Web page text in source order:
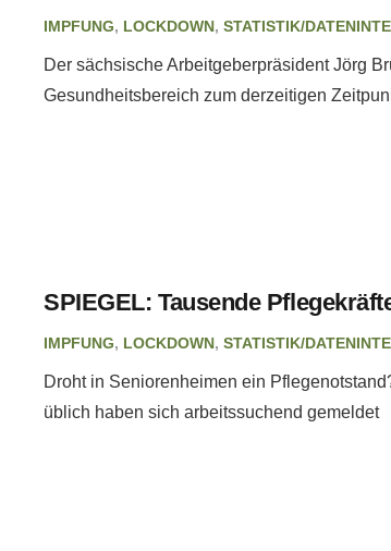
IMPFUNG, LOCKDOWN, STATISTIK/
Der sächsische Arbeitgeberpräsident Jörg
Gesundheitsbereich zum derzeitigen
SPIEGEL: Tausende
IMPFUNG, LOCKDOWN, STATISTIK/
Droht in Seniorenheimen ein
üblich haben sich arbeitssuchend gemeldet